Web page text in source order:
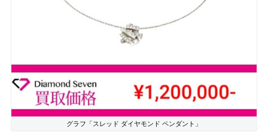
グラフ「スレッド ダイヤモンド ペンダント」